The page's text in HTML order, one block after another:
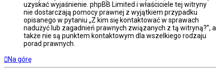
uzyskać wyjaśnienie. phpBB Limited i właściciele tej witryny
nie dostarczają pomocy prawnej z wyjątkiem przypadku
opisanego w pytaniu „Z kim się kontaktować w sprawach
nadużyć lub zagadnień prawnych związanych z tą witryną?”, a
także nie są punktem kontaktowym dla wszelkiego rodzaju
porad prawnych.
Na górę